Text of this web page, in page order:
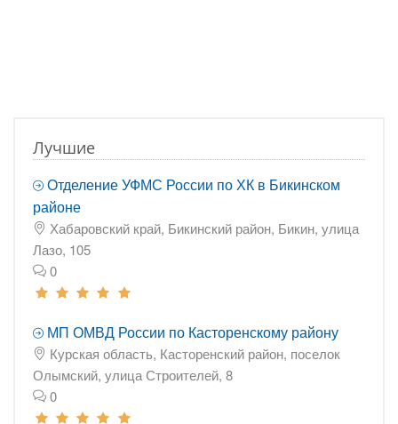
Лучшие
Отделение УФМС России по ХК в Бикинском
районе
Хабаровский край, Бикинский район, Бикин, улица
Лазо, 105
0
МП ОМВД России по Касторенскому району
Курская область, Касторенский район, поселок
Олымский, улица Строителей, 8
0